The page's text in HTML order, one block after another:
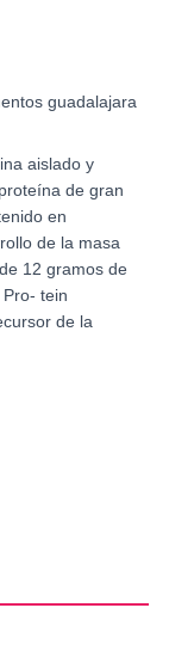
guadalajara
aislado y
de gran
en
de la masa
12 gramos de
tein
de la